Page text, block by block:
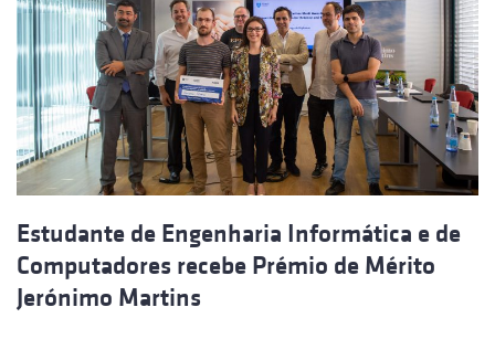
Estudante de Engenharia Informática e de
Computadores recebe Prémio de Mérito
Jerónimo Martins